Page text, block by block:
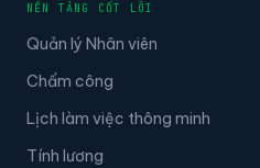
NỀN TẢNG CỐT LÕI
Quản lý Nhân viên
Chấm công
Lịch làm việc thông minh
Tính lương